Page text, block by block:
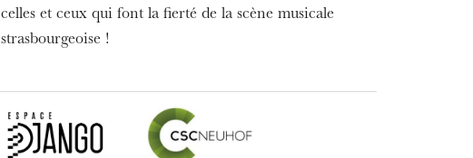
celles et ceux qui font la fierté de la scène musicale
strasbourgeoise !